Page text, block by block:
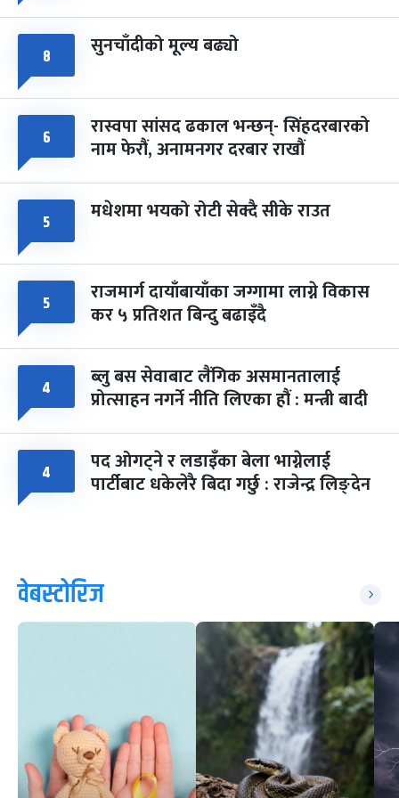
८ सुनचाँदीको मूल्य बढ्यो
६ रास्वपा सांसद ढकाल भन्छन्- सिंहदरबारको
नाम फेरौं, अनामनगर दरबार राखौं
५ मधेशमा भयको रोटी सेक्दै सीके राउत
५ राजमार्ग दायाँबायाँका जग्गामा लाग्ने विकास
कर ५ प्रतिशत बिन्दु बढाइँदै
४ ब्लु बस सेवाबाट लैंगिक असमानतालाई
प्रोत्साहन नगर्ने नीति लिएका हौं : मन्त्री बादी
४ पद ओगट्ने र लडाइँका बेला भाग्नेलाई
पार्टीबाट धकेलेरै बिदा गर्छु : राजेन्द्र लिङ्देन
वेबस्टोरिज